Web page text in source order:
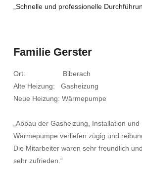
„Schnelle und professionelle
Familie Gerster
Ort: Biberach
Alte Heizung: Gasheizung
Neue Heizung: Wärmepumpe
„Abbau der Gasheizung, Installation
Wärmepumpe verliefen zügig und
Die Mitarbeiter waren sehr freundlich
sehr zufrieden.“